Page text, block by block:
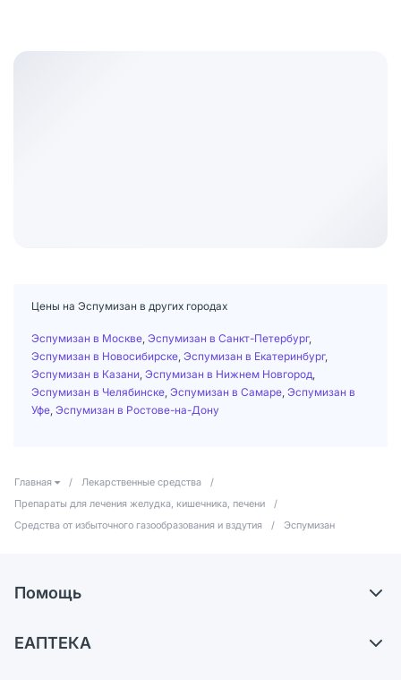
Цены на Эспумизан в других городах
Эспумизан в Москве Эспумизан в Санкт-Петербург,
Эспумизан в Новосибирске Эспумизан в Екатеринбург,
Эспумизан в Казани Эспумизан в Нижнем Новгород
Эспумизан в Челябинске Эспумизан в Самаре Эспумизан в
Уфе Эспумизан в Ростове-на-Дону
Главная / Лекарственные средства
/
Препараты для лечения желудка, кишечника, печени
/
Средства от избыточного газообразования и вздутия
/ Эспумизан
Помощь
Обмен и возврат
ЕАПТЕКА